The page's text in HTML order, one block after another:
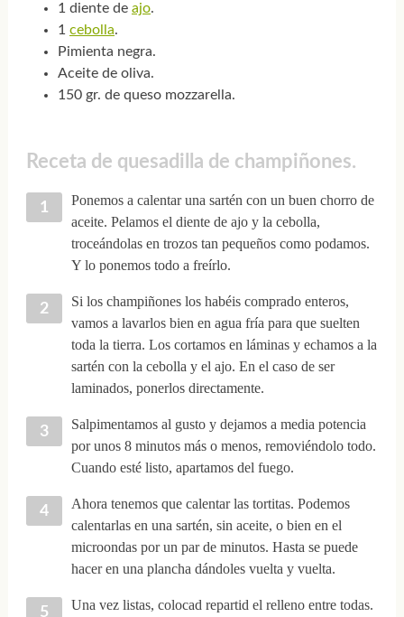
1 diente de ajo.
1 cebolla.
Pimienta negra.
Aceite de oliva.
150 gr. de queso mozzarella.
Receta de quesadilla de champiñones.
Ponemos a calentar una sartén con un buen chorro de
aceite. Pelamos el diente de ajo y la cebolla,
troceándolas en trozos tan pequeños como podamos.
Y lo ponemos todo a freírlo.
Si los champiñones los habéis comprado enteros,
vamos a lavarlos bien en agua fría para que suelten
toda la tierra. Los cortamos en láminas y echamos a la
sartén con la cebolla y el ajo. En el caso de ser
laminados, ponerlos directamente.
Salpimentamos al gusto y dejamos a media potencia
por unos 8 minutos más o menos, removiéndolo todo.
Cuando esté listo, apartamos del fuego.
Ahora tenemos que calentar las tortitas. Podemos
calentarlas en una sartén, sin aceite, o bien en el
microondas por un par de minutos. Hasta se puede
hacer en una plancha dándoles vuelta y vuelta.
Una vez listas, colocad repartid el relleno entre todas.